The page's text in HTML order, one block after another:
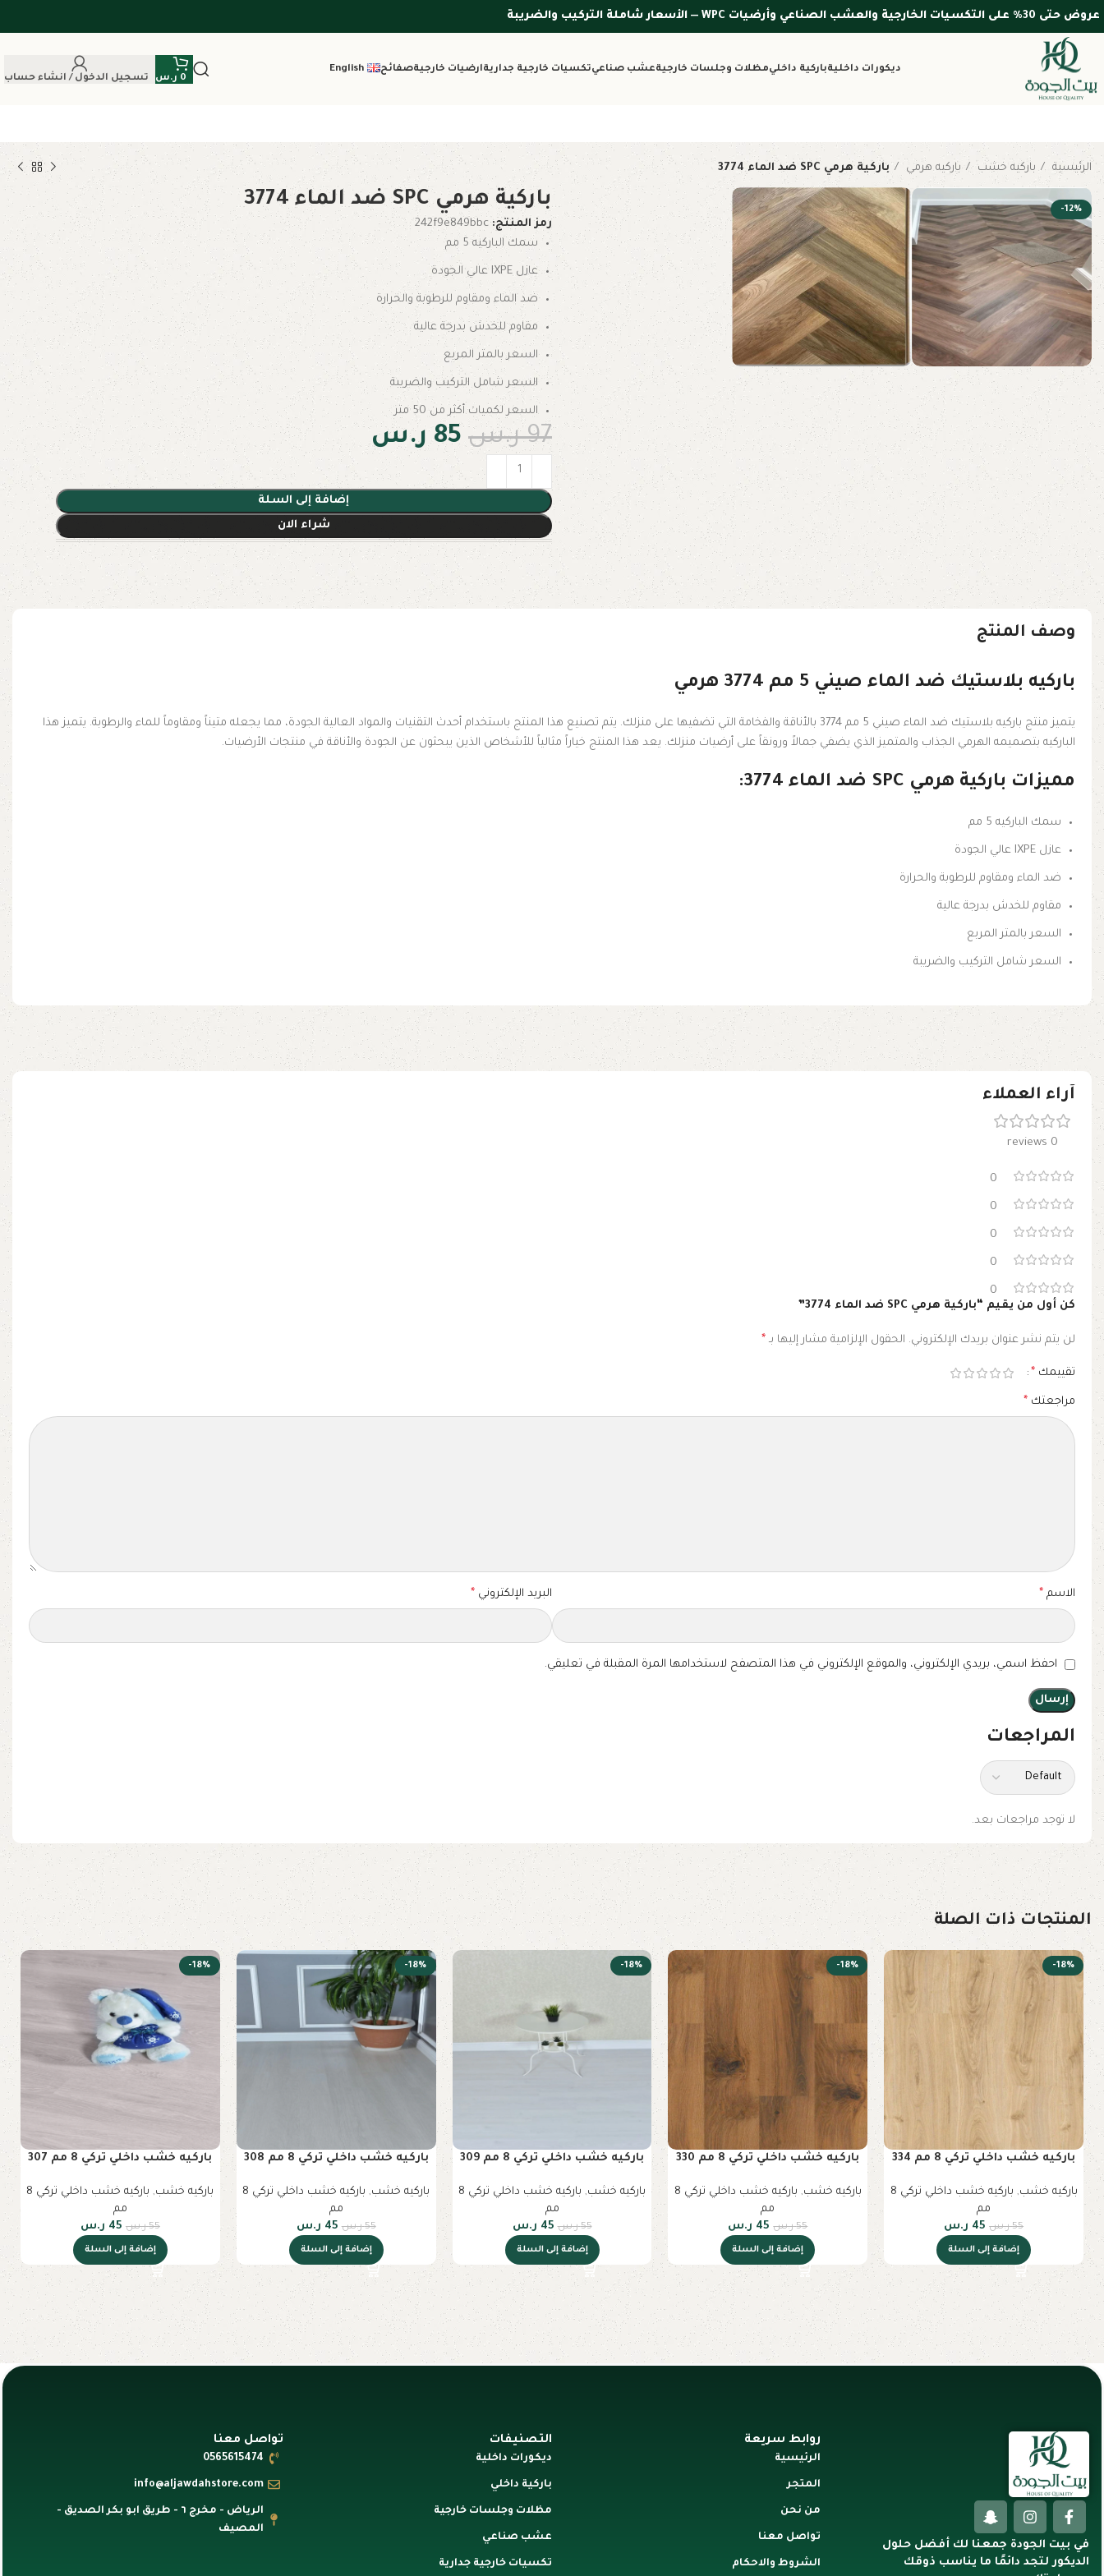
عروض حتى 30% على التكسيات الخارجية والعشب الصناعي وأرضيات WPC — الأسعار شاملة التركيب والضريبة
ديكورات داخليةباركية داخليمظلات وجلسات خارجيةعشب صناعيتكسيات خارجية جداريةارضيات خارجيةصفائح
English
0 ر.س تسجيل الدخول / انشاء حساب
الرئيسية باركيه خشب باركيه هرمي باركية هرمي SPC ضد الماء 3774
-12% باركية هرمي SPC ضد الماء 3774
رمز المنتج:242f9e849bbc
سمك الباركيه 5 مم
عازل IXPE عالي الجودة
ضد الماء ومقاوم للرطوبة والحرارة
مقاوم للخدش بدرجة عالية
السعر بالمتر المربع
السعر شامل التركيب والضريبة
السعر لكميات أكثر من 50 متر
97 ر.س 85 ر.س
إضافة إلى السلة
شراء الان
وصف المنتج
باركيه بلاستيك ضد الماء صيني 5 مم 3774 هرمي
يتميز منتج باركيه بلاستيك ضد الماء صيني 5 مم 3774 بالأناقة والفخامة التي تضفيها على منزلك. يتم تصنيع هذا المنتج باستخدام أحدث التقنيات والمواد العالية الجودة، مما يجعله متيناً ومقاوماً للماء والرطوبة. يتميز هذا
الباركيه بتصميمه الهرمي الجذاب والمتميز الذي يضفي جمالاً ورونقاً على أرضيات منزلك. يعد هذا المنتج خياراً مثالياً للأشخاص الذين يبحثون عن الجودة والأناقة في منتجات الأرضيات.
مميزات باركية هرمي SPC ضد الماء 3774:
سمك الباركيه 5 مم
عازل IXPE عالي الجودة
ضد الماء ومقاوم للرطوبة والحرارة
مقاوم للخدش بدرجة عالية
السعر بالمتر المربع
السعر شامل التركيب والضريبة
آراء العملاء
0 reviews
0
0
0
0
0
المراجعات
لا توجد مراجعات بعد.
كن أول من يقيم “باركية هرمي SPC ضد الماء 3774”
لن يتم نشر عنوان بريدك الإلكتروني. الحقول الإلزامية مشار إليها بـ *
تقييمك *
مراجعتك *
الاسم * البريد الإلكتروني *
احفظ اسمي، بريدي الإلكتروني، والموقع الإلكتروني في هذا المتصفح لاستخدامها المرة المقبلة في تعليقي.
المنتجات ذات الصلة
-18%
باركيه خشب داخلي تركي 8 مم 334
باركيه خشب,
باركيه خشب داخلي تركي 8
مم
55 ر.س 45 ر.س
إضافة إلى السلة
-18%
باركيه خشب داخلي تركي 8 مم 330
باركيه خشب,
باركيه خشب داخلي تركي 8
مم
55 ر.س 45 ر.س
إضافة إلى السلة
-18%
باركيه خشب داخلي تركي 8 مم 309
باركيه خشب,
باركيه خشب داخلي تركي 8
مم
55 ر.س 45 ر.س
إضافة إلى السلة
-18%
باركيه خشب داخلي تركي 8 مم 308
باركيه خشب,
باركيه خشب داخلي تركي 8
مم
55 ر.س 45 ر.س
إضافة إلى السلة
-18%
باركيه خشب داخلي تركي 8 مم 307
باركيه خشب,
باركيه خشب داخلي تركي 8
مم
55 ر.س 45 ر.س
إضافة إلى السلة
في بيت الجودة جمعنا لك أفضل حلول
الديكور لتجد دائمًا ما يناسب ذوقك
روابط سريعة
الرئيسية
المتجر
من نحن
تواصل معنا
الشروط والاحكام
التصنيفات
ديكورات داخلية
باركية داخلي
مظلات وجلسات خارجية
عشب صناعي
تكسيات خارجية جدارية
تواصل معنا
0565615474
info@aljawdahstore.com
الرياض - مخرج ٦ - طريق ابو بكر الصديق -
المصيف